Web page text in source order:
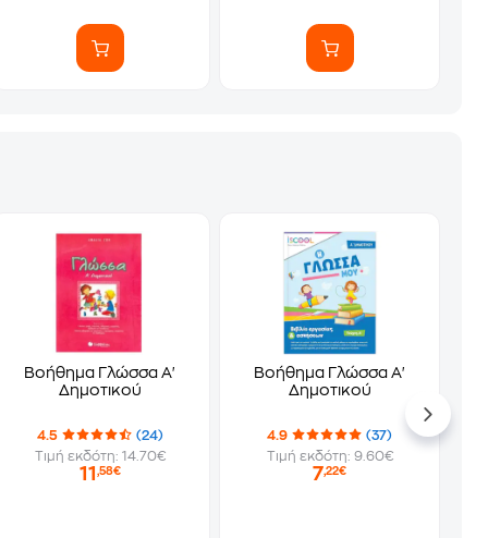
Βοήθημα Γλώσσα Α'
Δημοτικού
4.5
(24)
Τιμή εκδότη: 14.70€
11 ,58€
Βοήθημα Γλώσσα Α'
Δημοτικού
4.9
(37)
Τιμή εκδότη: 9.60€
7,22€